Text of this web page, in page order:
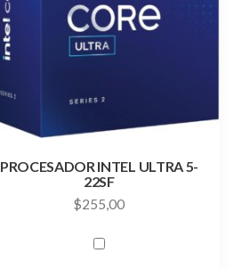
PROCESADOR INTEL ULTRA 5-
22SF
$255,00